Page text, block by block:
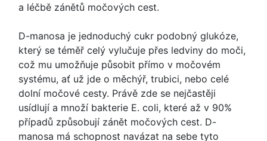
a léčbě zánětů močových cest.
D-manosa je jednoduchý cukr podobný glukóze,
který se téměř celý vylučuje přes ledviny do moči,
což mu umožňuje působit přímo v močovém
systému, ať už jde o měchýř, trubici, nebo celé
dolní močové cesty. Právě zde se nejčastěji
usídlují a množí bakterie E. coli, které až v 90%
případů způsobují zánět močových cest. D-
manosa má schopnost navázat na sebe tyto